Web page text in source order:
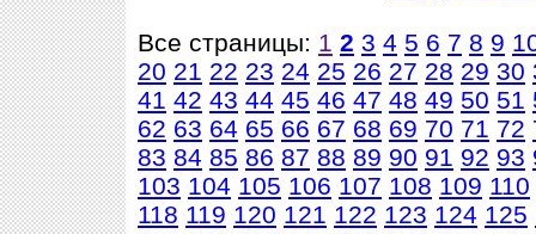
Все страницы: 1 2 3 4 5 6 7 8 9
20 21 22 23 24 25 26 27 28 29 30
41 42 43 44 45 46 47 48 49 50 51
62 63 64 65 66 67 68 69 70 71 72
83 84 85 86 87 88 89 90 91 92 93
103 104 105 106 107 108 109 110
118 119 120 121 122 123 124 125